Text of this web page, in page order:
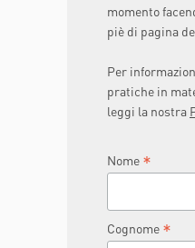
momento
piè di pagina
Per
pratiche in
leggi la nostra
Nome *
Cognome *